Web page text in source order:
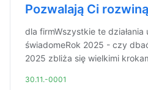
Pozwalają Ci
dla firmWszystkie te działania
świadomeRok 2025 - czy
2025 zbliża się wielkimi
30.11.-0001